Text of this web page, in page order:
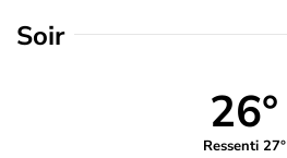
Soir
26°
Ressenti 27°